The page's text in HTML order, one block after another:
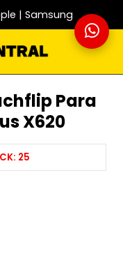
| Samsung
Para
X620
25